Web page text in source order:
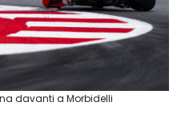
davanti a Morbidelli